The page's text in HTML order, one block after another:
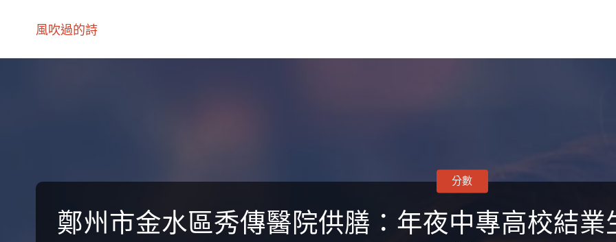
風吹過的詩
鄭州市金水區秀傳醫院供膳：年夜中專高校結
分數